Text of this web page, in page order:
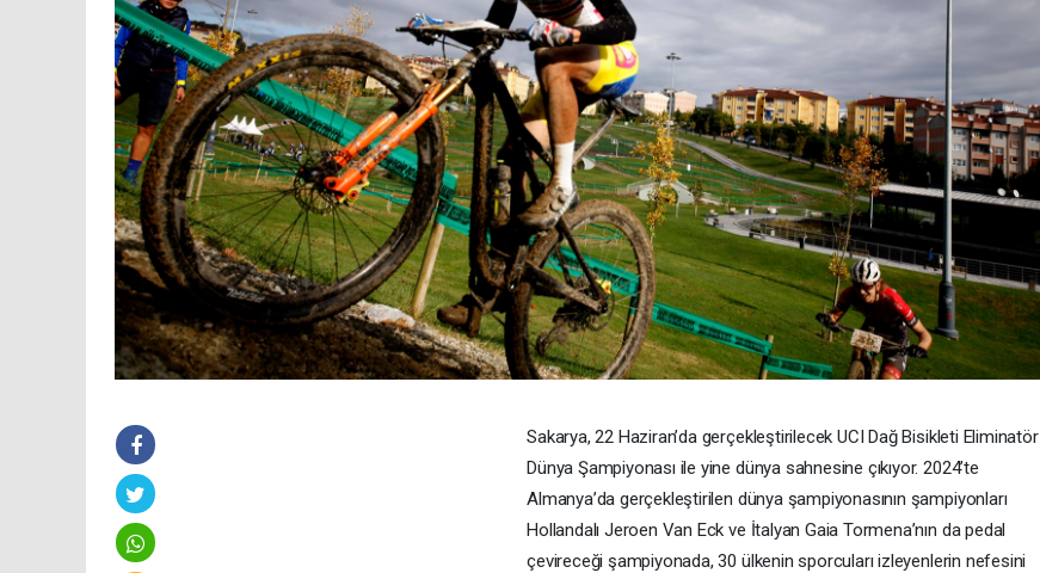
Sakarya, 22 Haziran’da gerçekleştirilecek UCI Dağ Bisikleti Eliminatör
Dünya Şampiyonası ile yine dünya sahnesine çıkıyor. 2024’te
Almanya’da gerçekleştirilen dünya şampiyonasının şampiyonları
Hollandalı Jeroen Van Eck ve İtalyan Gaia Tormena’nın da pedal
çevireceği şampiyonada, 30 ülkenin sporcuları izleyenlerin nefesini